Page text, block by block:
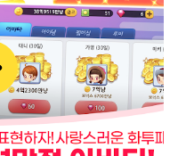
드하고 실행하여 큰 화면
득한 화투 게임!
무료 지급!